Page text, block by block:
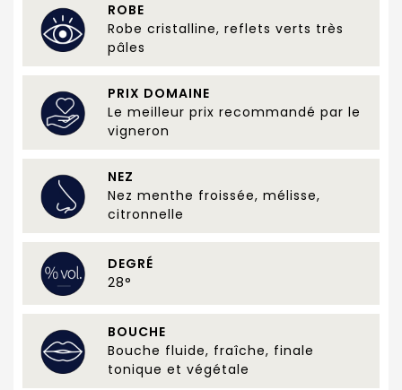
ROBE
Robe cristalline, reflets verts très
pâles
PRIX DOMAINE
Le meilleur prix recommandé par le
vigneron
NEZ
Nez menthe froissée, mélisse,
citronnelle
DEGRÉ
28°
BOUCHE
Bouche fluide, fraîche, finale
tonique et végétale